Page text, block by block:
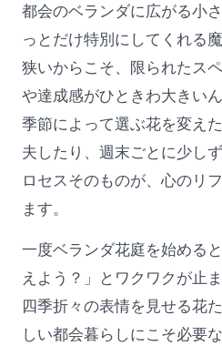
都会のベランダに広がる小
っとだけ特別にしてくれる魔
狭いからこそ、限られたス
や達成感がひときわ大きいん
季節によって選ぶ花を変え
夫したり、週末ごとに少し
ロセスそのものが、心のリ
ます。
一度ベランダ花庭を始める
えよう？」とワクワクが止ま
四季折々の表情を見せる花
しい都会暮らしにこそ必要